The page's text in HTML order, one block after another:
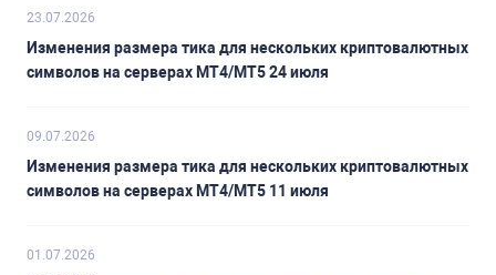
23.07.2026
Изменения размера тика для нескольких криптовалютных
символов на серверах MT4/MT5 24 июля
09.07.2026
Изменения размера тика для нескольких криптовалютных
символов на серверах MT4/MT5 11 июля
01.07.2026